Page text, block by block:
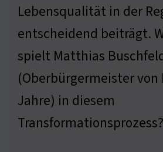
Lebensqualität in der
entscheidend beiträgt.
spielt Matthias
(Oberbürgermeister
Jahre) in diesem
Transformationsprozess?